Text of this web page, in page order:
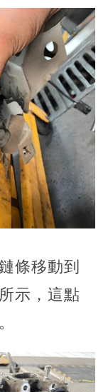
條移動到
示，這點